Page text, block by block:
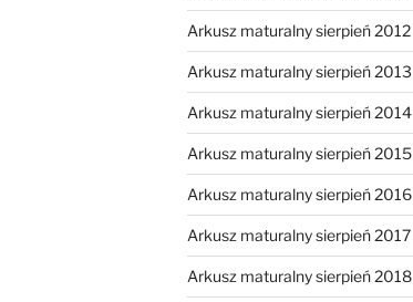
Arkusz maturalny sierpień 2012
Arkusz maturalny sierpień 2013
Arkusz maturalny sierpień 2014
Arkusz maturalny sierpień 2015
Arkusz maturalny sierpień 2016
Arkusz maturalny sierpień 2017
Arkusz maturalny sierpień 2018